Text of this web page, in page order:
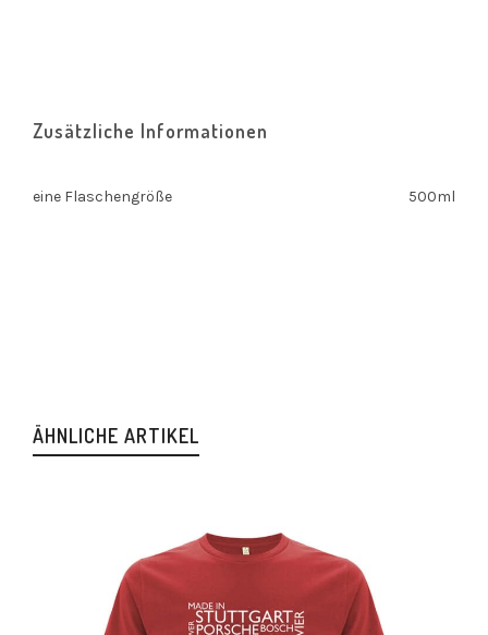
Zusätzliche Informationen
eine Flaschengröße 500ml
ÄHNLICHE ARTIKEL